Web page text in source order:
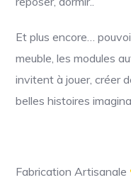
Et plus encore…
meuble, les modules
invitent à jouer, créer
belles histoires
Fabrication Artisanale